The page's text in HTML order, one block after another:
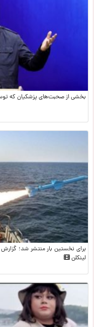
بخشی از صحبت‌های پزشکیان که
لینکلن